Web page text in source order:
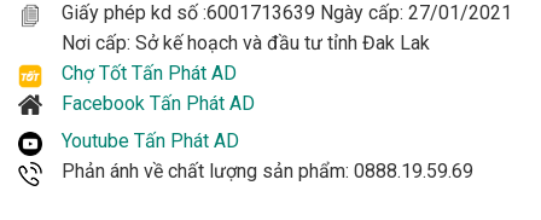
Giấy phép kd số :6001713639 Ngày cấp: 27/01/2021
Nơi cấp: Sở kế hoạch và đầu tư tỉnh Đak Lak
Chợ Tốt Tấn Phát AD
Facebook Tấn Phát AD
Youtube Tấn Phát AD
Phản ánh về chất lượng sản phẩm: 0888.19.59.69